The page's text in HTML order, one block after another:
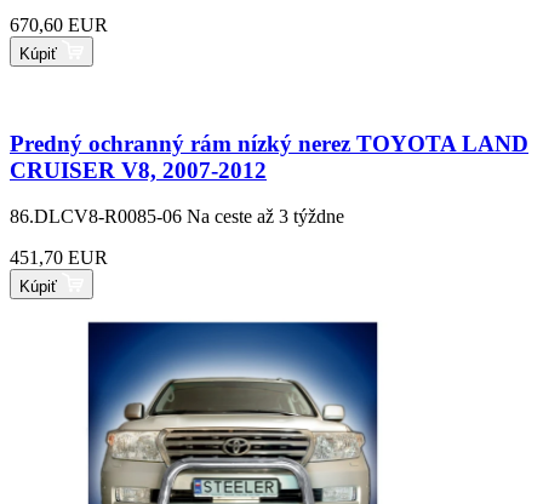
670,60 EUR
Kúpiť
Predný ochranný rám nízký nerez TOYOTA LAND
CRUISER V8, 2007-2012
86.DLCV8-R0085-06 Na ceste až 3 týždne
451,70 EUR
Kúpiť